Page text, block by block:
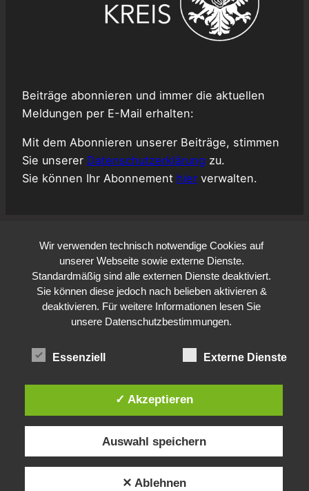
Beiträge abonnieren und immer die aktuellen
Meldungen per E-Mail erhalten:
Mit dem Abonnieren unserer Beiträge, stimmen
Sie unserer Datenschutzerklärung zu.
Sie können Ihr Abonnement hier verwalten.
Wir verwenden technisch notwendige Cookies auf
unserer Webseite sowie externe Dienste.
Standardmäßig sind alle externen Dienste deaktiviert.
Sie können diese jedoch nach belieben aktivieren &
deaktivieren. Für weitere Informationen lesen Sie
unsere Datenschutzbestimmungen.
Essenziell Externe Dienste
✓ Akzeptieren
Auswahl speichern
✕ Ablehnen